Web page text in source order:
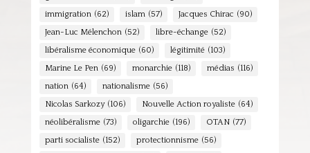
immigration (62) islam (57) Jacques Chirac (90)
Jean-Luc Mélenchon (52) libre-échange (52)
libéralisme économique (60) légitimité (103)
Marine Le Pen (69) monarchie (118) médias (116)
nation (64) nationalisme (56)
Nicolas Sarkozy (106) Nouvelle Action royaliste (64)
néolibéralisme (73) oligarchie (196) OTAN (77)
parti socialiste (152) protectionnisme (56)